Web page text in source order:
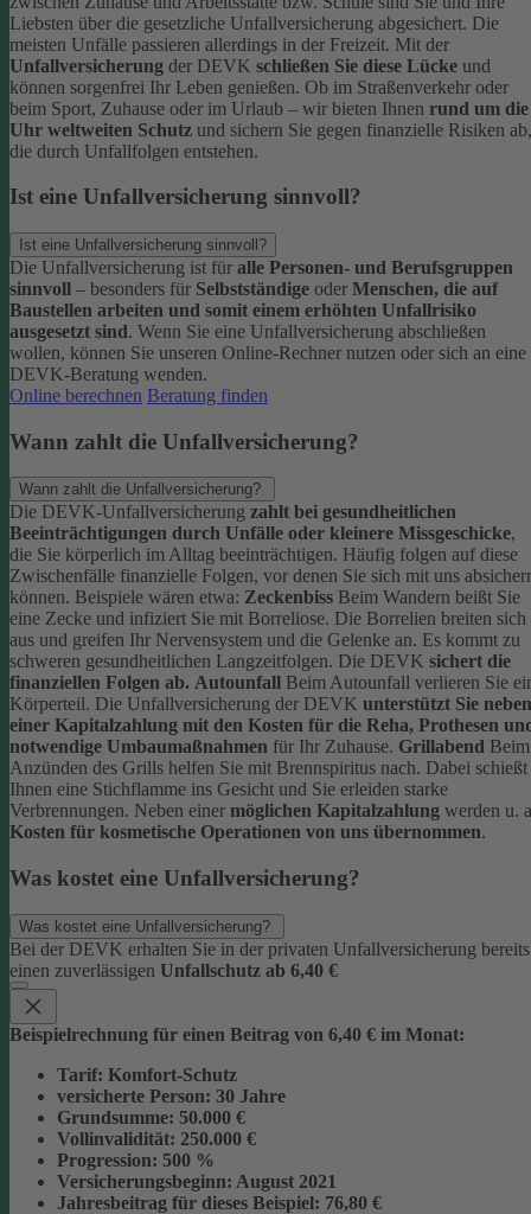
Liebsten über die gesetzliche Unfallversicherung abgesichert. Die
meisten Unfälle passieren allerdings in der Freizeit. Mit der
Unfallversicherung der DEVK schließen Sie diese Lücke und
können sorgenfrei Ihr Leben genießen. Ob im Straßenverkehr oder
beim Sport, Zuhause oder im Urlaub – wir bieten Ihnen rund um die
Uhr weltweiten Schutz und sichern Sie gegen finanzielle Risiken ab,
die durch Unfallfolgen entstehen.
Ist eine Unfallversicherung sinnvoll?
Ist eine Unfallversicherung sinnvoll?
Die Unfallversicherung ist für alle Personen- und Berufsgruppen
sinnvoll – besonders für Selbstständige oder Menschen, die auf
Baustellen arbeiten und somit einem erhöhten Unfallrisiko
ausgesetzt sind. Wenn Sie eine Unfallversicherung abschließen
wollen, können Sie unseren Online-Rechner nutzen oder sich an eine
DEVK-Beratung wenden.
Online berechnen Beratung finden
Wann zahlt die Unfallversicherung?
Wann zahlt die Unfallversicherung?
Die DEVK-Unfallversicherung zahlt bei gesundheitlichen
Beeinträchtigungen durch Unfälle oder kleinere Missgeschicke,
die Sie körperlich im Alltag beeinträchtigen. Häufig folgen auf diese
Zwischenfälle finanzielle Folgen, vor denen Sie sich mit uns
können. Beispiele wären etwa: Zeckenbiss Beim Wandern beißt Sie
eine Zecke und infiziert Sie mit Borreliose. Die Borrelien breiten sich
aus und greifen Ihr Nervensystem und die Gelenke an. Es kommt zu
schweren gesundheitlichen Langzeitfolgen. Die DEVK sichert die
finanziellen Folgen ab. Autounfall Beim Autounfall verlieren Sie
Körperteil. Die Unfallversicherung der DEVK unterstützt Sie neben
einer Kapitalzahlung mit den Kosten für die Reha, Prothesen
notwendige Umbaumaßnahmen für Ihr Zuhause. Grillabend Beim
Anzünden des Grills helfen Sie mit Brennspiritus nach. Dabei schießt
Ihnen eine Stichflamme ins Gesicht und Sie erleiden starke
Verbrennungen. Neben einer möglichen Kapitalzahlung werden u.
Kosten für kosmetische Operationen von uns übernommen.
Was kostet eine Unfallversicherung?
Was kostet eine Unfallversicherung?
Bei der DEVK erhalten Sie in der privaten Unfallversicherung bereits
einen zuverlässigen Unfallschutz ab 6,40 €
Beispielrechnung für einen Beitrag von 6,40 € im Monat:
Tarif: Komfort-Schutz
versicherte Person: 30 Jahre
Grundsumme: 50.000 €
Vollinvalidität: 250.000 €
Progression: 500 %
Versicherungsbeginn: August 2021
Jahresbeitrag für dieses Beispiel: 76,80 €